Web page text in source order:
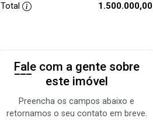
Total 1.500.000,00
Fale com a gente sobre
este imóvel
Preencha os campos abaixo e
retornamos o seu contato em breve.